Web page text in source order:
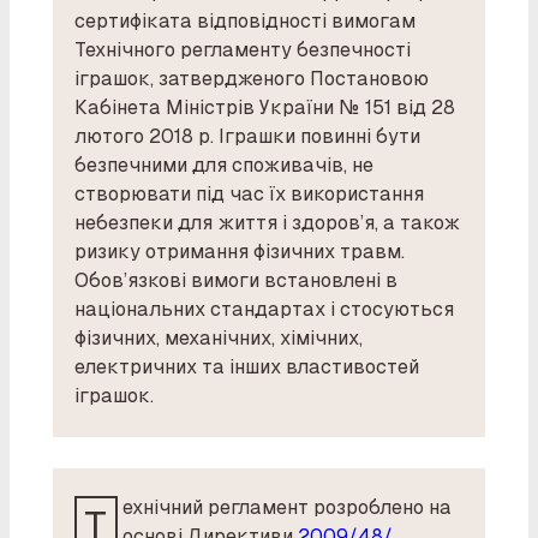
сертифіката відповідності вимогам
Технічного регламенту безпечності
іграшок, затвердженого Постановою
Кабінета Міністрів України № 151 від 28
лютого 2018 р. Іграшки повинні бути
безпечними для споживачів, не
створювати під час їх використання
небезпеки для життя і здоров’я, а також
ризику отримання фізичних травм.
Обов’язкові вимоги встановлені в
національних стандартах і стосуються
фізичних, механічних, хімічних,
електричних та інших властивостей
іграшок.
Т
ехнічний регламент розроблено на